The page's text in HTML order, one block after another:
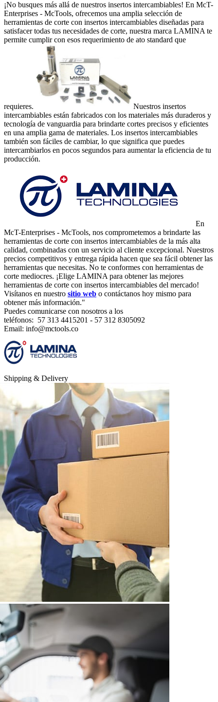
¡No busques más allá de nuestros insertos intercambiables! En McT-
Enterprises - McTools, ofrecemos una amplia selección de
herramientas de corte con insertos intercambiables diseñadas para
satisfacer todas tus necesidades de corte, nuestra marca LAMINA te
permite cumplir con esos requerimiento de ato standard que
requieres.
Nuestros insertos
intercambiables están fabricados con los materiales más duraderos y
tecnologí­a de vanguardia para brindarte cortes precisos y eficientes
en una amplia gama de materiales. Los insertos intercambiables
también son fáciles de cambiar, lo que significa que puedes
intercambiarlos en pocos segundos para aumentar la eficiencia de tu
producción.
En
McT-Enterprises - McTools, nos comprometemos a brindarte las
herramientas de corte con insertos intercambiables de la más alta
calidad, combinadas con un servicio al cliente excepcional. Nuestros
precios competitivos y entrega rápida hacen que sea fácil obtener las
herramientas que necesitas. No te conformes con herramientas de
corte mediocres. ¡Elige LAMINA para obtener las mejores
herramientas de corte con insertos intercambiables del mercado!
Visí­tanos en nuestro sitio web o contáctanos hoy mismo para
obtener más información."
Puedes comunicarse con nosotros a los
teléfonos: 57 313 4415201 - 57 312 8305092
Email: info@mctools.co
Shipping & Delivery